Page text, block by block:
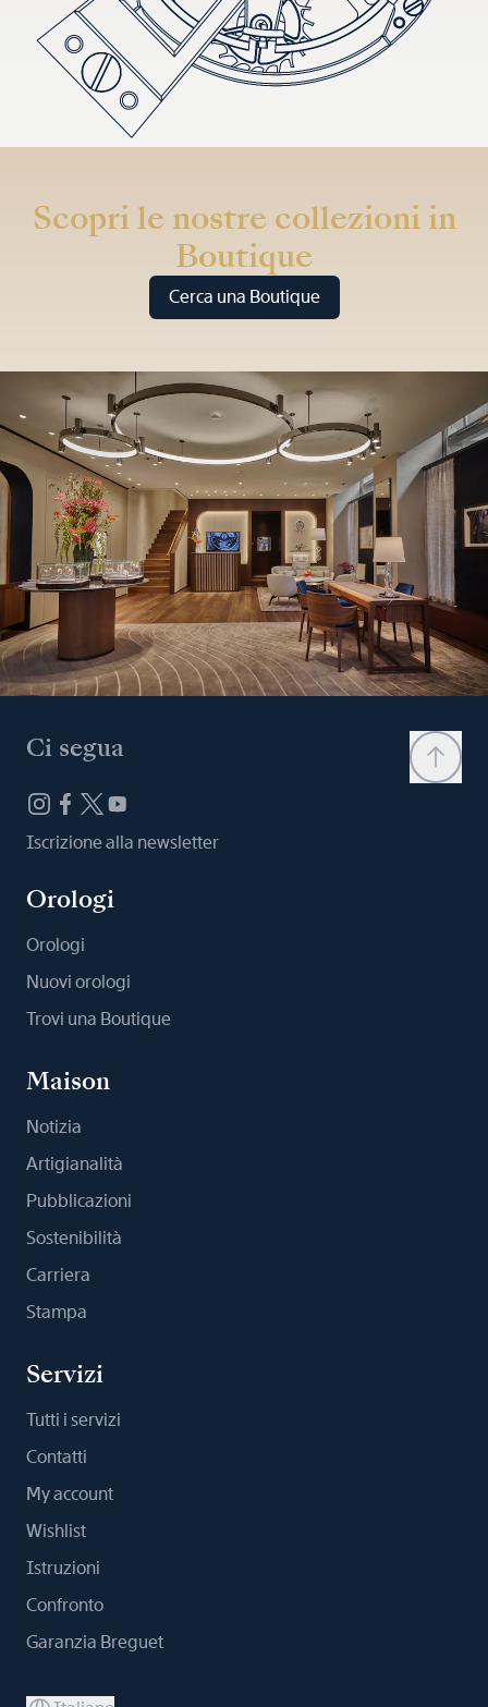
Scopri le nostre collezioni in
Boutique
Cerca una Boutique
Ci segua
Iscrizione alla newsletter
Orologi
Orologi
Nuovi orologi
Trovi una Boutique
Maison
Notizia
Artigianalità
Pubblicazioni
Sostenibilità
Carriera
Stampa
Servizi
Tutti i servizi
Contatti
My account
Wishlist
Istruzioni
Confronto
Garanzia Breguet